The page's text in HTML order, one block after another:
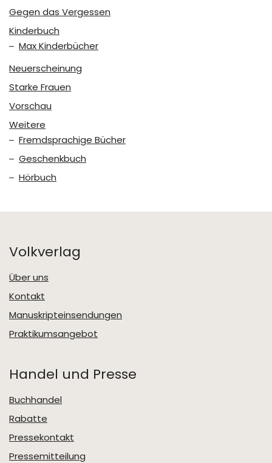
Gegen das Vergessen
Kinderbuch
Max Kinderbücher
Neuerscheinung
Starke Frauen
Vorschau
Weitere
Fremdsprachige Bücher
Geschenkbuch
Hörbuch
Volkverlag
Über uns
Kontakt
Manuskripteinsendungen
Praktikumsangebot
Handel und Presse
Buchhandel
Rabatte
Pressekontakt
Pressemitteilung